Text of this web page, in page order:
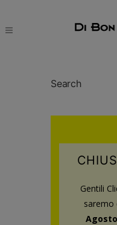
Search
Gentili
saremo